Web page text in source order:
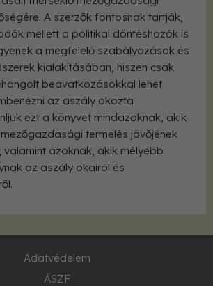
A szerzők fontosnak tartják,
mellett a politikai döntéshozók is
a megfelelő szabályozások és
kialakításában, hiszen csak
beavatkozásokkal lehet
az aszály okozta
ezt a könyvet mindazoknak, akik
termelés jövőjének
valamint azoknak, akik mélyebb
az aszály okairól és
Adatvédelem
ÁSZF